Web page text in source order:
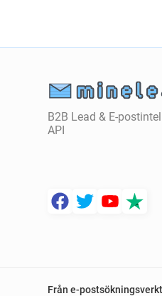
B2B Lead & E-
API
Från e-